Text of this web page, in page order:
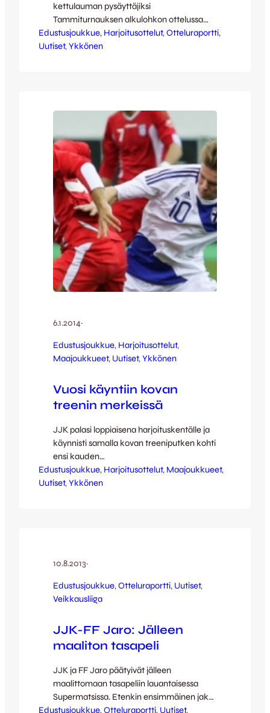
kettulauman pysäyttäjiksi
Tammiturnauksen alkulohkon ottelussa
jossa JJK jylisi lopulta selvänumeroiseen 6-
0 (3-0) voittoon. Maalinteon aloitti Topi
muuta osumaa ja illan isännän otteet
kruunautuivat siis hienolla hattutempulla.
JJK:n muut onnistujat…
Edustusjoukkue, Harjoitusottelut, Otteluraportti
Uutiset, Ykkönen
6.1.2014·
Edustusjoukkue, Harjoitusottelut
Maajoukkueet, Uutiset, Ykkönen
Vuosi käyntiin kovan
treenin merkeissä
JJK palasi loppiaisena harjoituskentälle ja
käynnisti samalla kovan treeniputken kohti
ensi kauden
viheriöitä. Harjoitusvahvuudessa on yhä
mukana useita lahjakkaita nuorukaisia
joulukuun puolella, kun vierasreissu
Ilvestä vastaan. Joulun aikana varmistui
myös liuta täydennyksiä…
Edustusjoukkue, Harjoitusottelut, Maajoukkueet
Uutiset, Ykkönen
10.8.2013·
Edustusjoukkue, Otteluraportti, Uutiset
Veikkausliiga
JJK-FF Jaro: Jälleen
maaliton tasapeli
JJK ja FF Jaro päätyivät jälleen
maalittomaan tasapeliin lauantaisessa
Supermatsissa. Etenkin ensimmäinen jakso
oli kotijoukkueelta varsin vahvaa peliä ja
Edustusjoukkue, Otteluraportti, Uutiset